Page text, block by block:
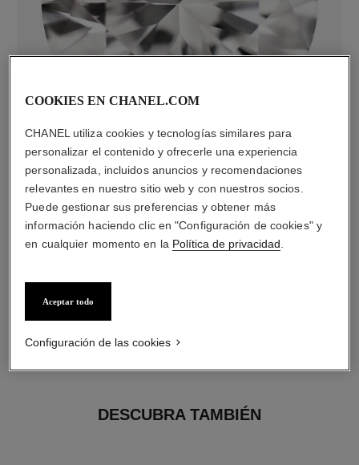
Las características de cada pieza pueden variar**
ORO BEIGE de 18 quilates
DESCUBRA TAMBIÉN
COOKIES EN CHANEL.COM
CHANEL utiliza cookies y tecnologías similares para
personalizar el contenido y ofrecerle una experiencia
personalizada, incluidos anuncios y recomendaciones
relevantes en nuestro sitio web y con nuestros socios.
Puede gestionar sus preferencias y obtener más
información haciendo clic en "Configuración de cookies" y
en cualquier momento en la Política de privacidad
Aceptar todo
Configuración de las cookies